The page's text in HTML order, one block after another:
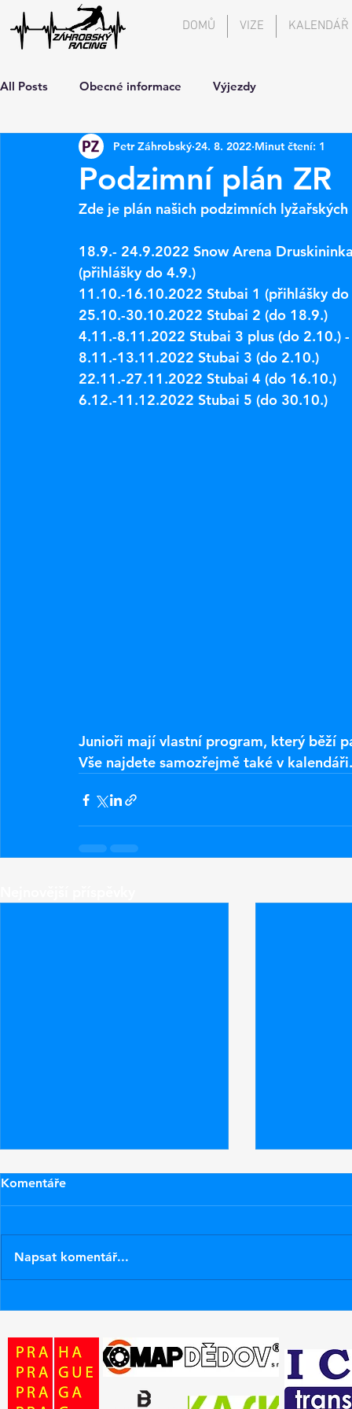
DOMŮ VIZE KALENDÁŘ
All Posts Obecné informace Výjezdy
Podzimní plán ZR
Petr Záhrobský 24. 8. 2022 Minut čtení: 1
Zde je plán našich podzimních
18.9.- 24.9.2022 Snow Arena
(přihlášky do 4.9.)
11.10.-16.10.2022 Stubai 1 (přihlášky
25.10.-30.10.2022 Stubai 2 (do 18.9.)
4.11.-8.11.2022 Stubai 3 plus (do 2.10.)
8.11.-13.11.2022 Stubai 3 (do 2.10.)
22.11.-27.11.2022 Stubai 4 (do 16.10.)
6.12.-11.12.2022 Stubai 5 (do 30.10.)
Junioři mají vlastní program, který běží
Vše najdete samozřejmě také v kalendáři.
Nové pásky na lyže ZR Zítra
Komentáře
Napsat komentář...